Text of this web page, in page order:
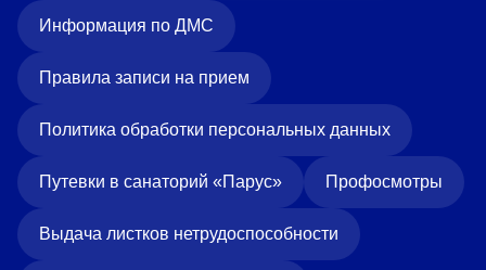
Информация по ДМС
Правила записи на прием
Политика обработки персональных данных
Путевки в санаторий «Парус» Профосмотры
Выдача листков нетрудоспособности